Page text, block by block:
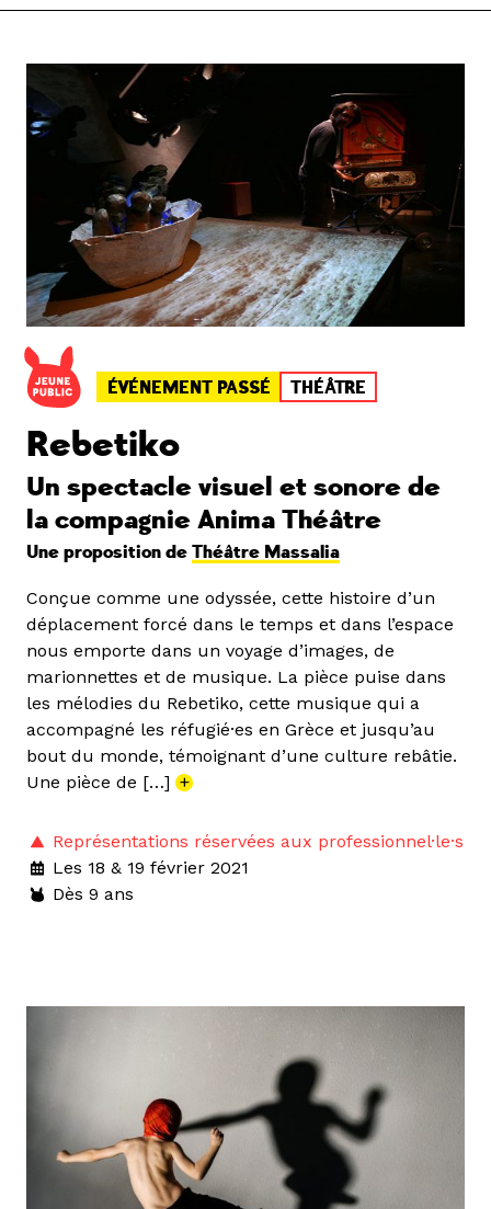
ÉVÉNEMENT PASSÉ THÉÂTRE
Rebetiko
Un spectacle visuel et sonore de
la compagnie Anima Théâtre
Une proposition de Théâtre Massalia
Conçue comme une odyssée, cette histoire d’un
déplacement forcé dans le temps et dans l’espace
nous emporte dans un voyage d’images, de
marionnettes et de musique. La pièce puise dans
les mélodies du Rebetiko, cette musique qui a
accompagné les réfugié·es en Grèce et jusqu’au
bout du monde, témoignant d’une culture rebâtie.
Une pièce de […] +
Représentations réservées aux professionnel·le·s
Les 18 & 19 février 2021
Dès 9 ans